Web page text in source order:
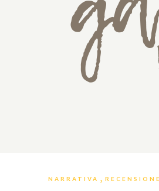
NARRATIVA , RECENSIONE